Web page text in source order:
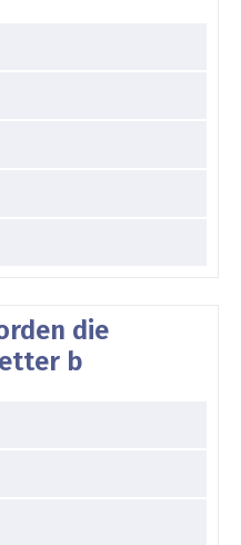
die
b